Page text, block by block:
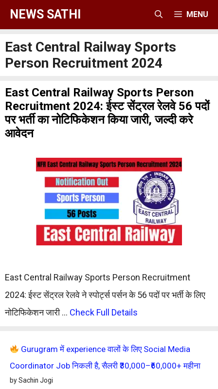
Skip
content
NEWS SATHI MENU
East Central Railway Sports
Person Recruitment 2024
East Central Railway Sports Person
Recruitment 2024: ईस्ट सेंट्रल रेलवे 56 पदों
पर भर्ती का नोटिफिकेशन किया जारी, जल्दी करे
आवेदन
East Central Railway Sports Person Recruitment
2024: ईस्ट सेंट्रल रेलवे ने स्पोर्ट्स पर्सन के 56 पदों पर भर्ती के लिए
नोटिफिकेशन जारी … Check Full Details
Gurugram में experience वालों के लिए Social Media
Coordinator Job निकली है, सैलरी ₹30,000–₹60,000+ महीना
by Sachin Jogi